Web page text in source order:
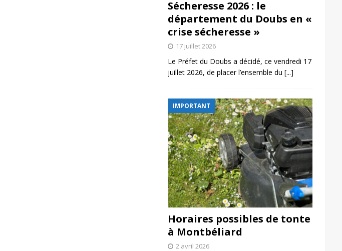
Sécheresse 2026 : le
département du Doubs en «
crise sécheresse »
17 juillet 2026
Le Préfet du Doubs a décidé, ce vendredi 17
juillet 2026, de placer l’ensemble du [...]
IMPORTANT
Horaires possibles de tonte
à Montbéliard
2 avril 2026